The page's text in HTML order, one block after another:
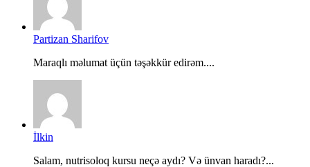
Partizan Sharifov
Maraqlı məlumat üçün təşəkkür edirəm....
İlkin
Salam, nutrisoloq kursu neçə aydı? Və ünvan haradı?...